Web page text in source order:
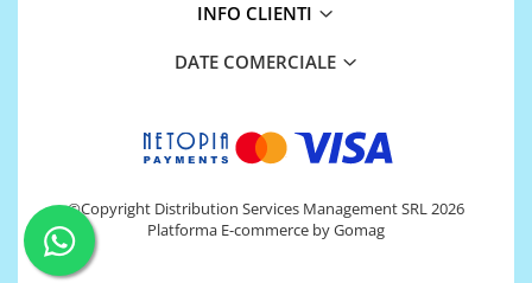
Micro:bit
Nvidia
INFO CLIENTI
DATE COMERCIALE
©Copyright Distribution Services Management SRL 2026
Platforma E-commerce by Gomag